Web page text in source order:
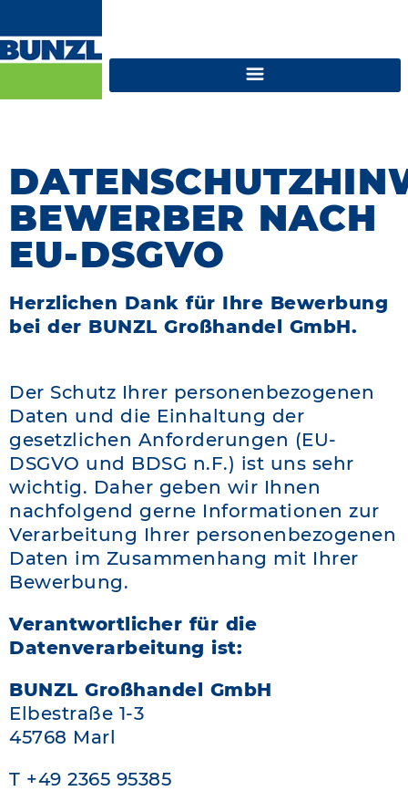
BEWERBER NACH
EU-DSGVO
Herzlichen Dank für Ihre Bewerbung
bei der BUNZL Großhandel GmbH.
Der Schutz Ihrer personenbezogenen
Daten und die Einhaltung der
gesetzlichen Anforderungen (EU-
DSGVO und BDSG n.F.) ist uns sehr
wichtig. Daher geben wir Ihnen
nachfolgend gerne Informationen zur
Verarbeitung Ihrer personenbezogenen
Daten im Zusammenhang mit Ihrer
Bewerbung.
Verantwortlicher für die
Datenverarbeitung ist:
BUNZL Großhandel GmbH
Elbestraße 1-3
45768 Marl
T +49 2365 95385